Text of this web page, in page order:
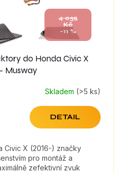
4 035
Kč
–11 %
do Honda Civic X
Musway
Skladem (>5 ks)
DETAIL
Civic X (2016-) značky
pro montáž a
zefektivní zvuk